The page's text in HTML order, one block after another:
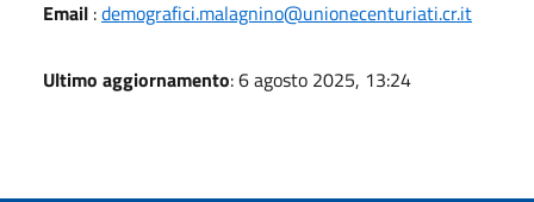
Email :demografici.malagnino@unionecenturiati.cr.it
Ultimo aggiornamento: 6 agosto 2025, 13:24